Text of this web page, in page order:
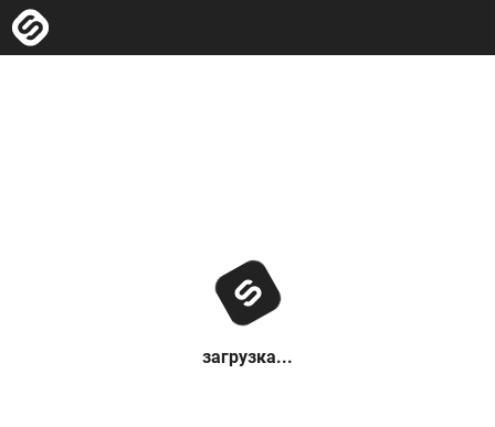
загрузка...